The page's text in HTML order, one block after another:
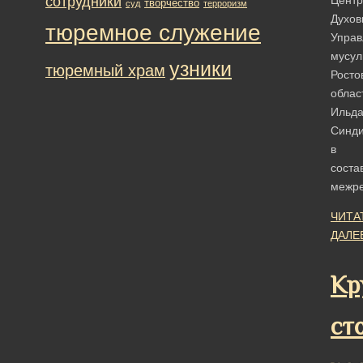
в
суд творчество терроризм
тюремное служение
тюремный храм узники